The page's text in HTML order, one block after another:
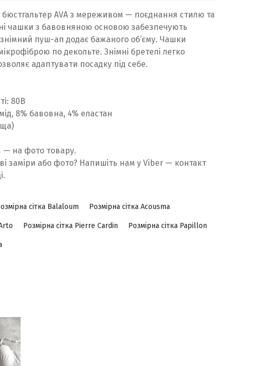
AVA з мереживом — поєднання стилю та
чашки з бавовняною основою забезпечують
пуш-ап додає бажаного об’єму. Чашки
по декольте. Знімні бретелі легко
адаптувати посадку під себе.
80B
8% бавовна, 4% еластан
— на фото товару.
заміри або фото? Напишіть нам у Viber — контакт
сітка Balaloum Розмірна сітка Acousma
Розмірна сітка Pierre Cardin Розмірна сітка Papillon